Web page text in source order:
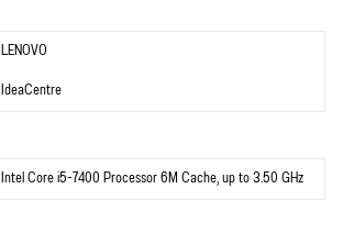
LENOVO
IdeaCentre
Intel Core i5-7400 Processor 6M Cache, up to 3.50 GHz